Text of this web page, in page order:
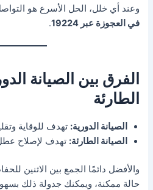
وعند أي خلل، الحل الأسرع هو
في العجوزة عبر 19224
.
الفرق بين الصيانة
الطارئة
الصيانة الدورية: تهدف للوقاية
الصيانة الطارئة: تهدف لإصلاح
والأفضل دائمًا الجمع بين الاثنين
حالة ممكنة، ويمكنك جدولة ذلك